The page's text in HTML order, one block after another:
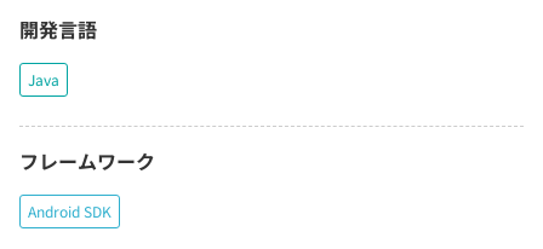
開発言語
Java
フレームワーク
Android SDK